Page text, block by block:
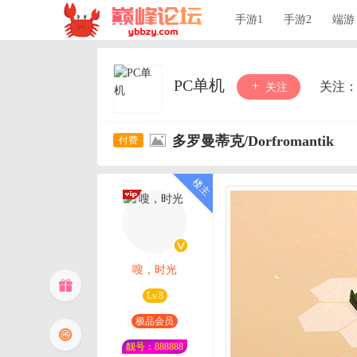
手游1 手游2 端游
PC单机 关注 关注：
多罗曼蒂克/Dorfromantik
嗖，时光
Lv.8
极品会员
靓号：888888